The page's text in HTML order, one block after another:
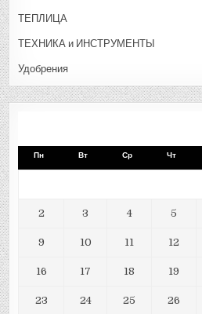
ТЕПЛИЦА
ТЕХНИКА и ИНСТРУМЕНТЫ
Удобрения
Пн Вт Ср Чт
2 3 4 5
9 10 11 12
16 17 18 19
23 24 25 26